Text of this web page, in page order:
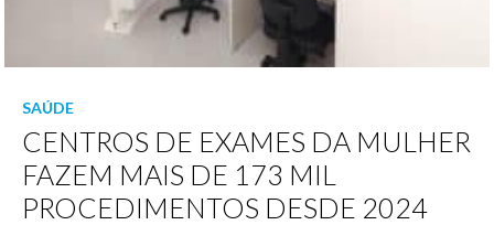
SAÚDE
CENTROS DE EXAMES DA MULHER
FAZEM MAIS DE 173 MIL
PROCEDIMENTOS DESDE 2024